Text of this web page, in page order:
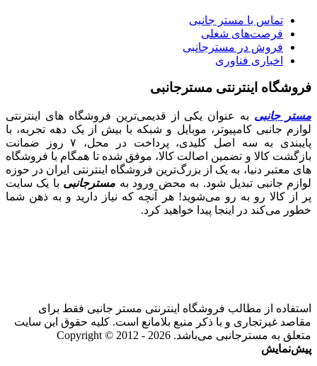
تماس با مستر جانبی
فرصت‌های شغلی
فروش در مسترجانبی
اخباری فناوری
فروشگاه اینترنتی مسترجانبی
مستر جانبی به عنوان یکی از قدیمی‌ترین فروشگاه های اینترنتی
لوازم جانبی کامپیوتر، موبایل و شبکه با بیش از یک دهه تجربه، با
پایبندی به سه اصل کلیدی، پرداخت در محل، ۷ روز ضمانت
بازگشت کالا و تضمین اصالت کالا، موفق شده تا همگام با فروشگاه‌
های معتبر دنیا، به یک از بزرگ‌ترین فروشگاه اینترنتی ایران در حوزه
لوازم جانبی تبدیل شود. به محض ورود به مسترجانبی با یک سایت
پر از کالا رو به رو می‌شوید! هر آنچه که نیاز دارید و به ذهن شما
خطور می‌کند در اینجا پیدا خواهید کرد.
استفاده از مطالب فروشگاه اینترنتی مستر جانبی فقط برای
مقاصد غیرتجاری و با ذکر منبع بلامانع است. کلیه حقوق این سایت
متعلق به مسترجانبی می‌باشد. Copyright © 2012 - 2026
پیش‌نمایش